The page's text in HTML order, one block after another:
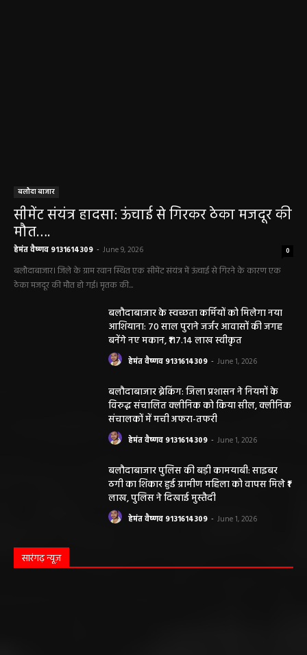
बलौदा बाजार
सीमेंट संयंत्र हादसा: ऊंचाई से गिरकर ठेका मजदूर की
मौत….
हेमंत वैष्णव 9131614309 - June 9, 2026 0
बलौदाबाजार। जिले के ग्राम रवान स्थित एक सीमेंट संयंत्र में ऊंचाई से गिरने के कारण एक
ठेका मजदूर की मौत हो गई। मृतक की...
बलौदाबाजार के स्वच्छता कर्मियों को मिलेगा नया
आशियाना: 70 साल पुराने जर्जर आवासों की जगह
बनेंगे नए मकान, ₹117.14 लाख स्वीकृत
हेमंत वैष्णव 9131614309 - June 1, 2026
बलौदाबाजार ब्रेकिंग: जिला प्रशासन ने नियमों के
विरुद्ध संचालित क्लीनिक को किया सील, क्लीनिक
संचालकों में मची अफरा-तफरी
हेमंत वैष्णव 9131614309 - June 1, 2026
बलौदाबाजार पुलिस की बड़ी कामयाबी: साइबर
ठगी का शिकार हुई ग्रामीण महिला को वापस मिले ₹1
लाख, पुलिस ने दिखाई मुस्तैदी
हेमंत वैष्णव 9131614309 - June 1, 2026
सारंगढ़ न्यूज़